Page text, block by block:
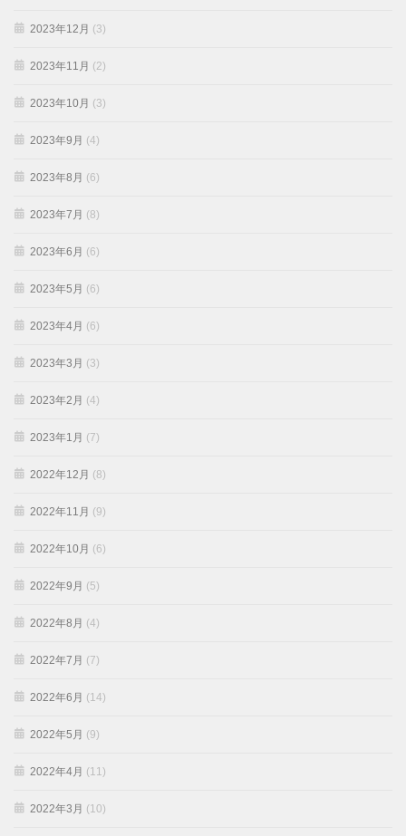
2023年12月 (3)
2023年11月 (2)
2023年10月 (3)
2023年9月 (4)
2023年8月 (6)
2023年7月 (8)
2023年6月 (6)
2023年5月 (6)
2023年4月 (6)
2023年3月 (3)
2023年2月 (4)
2023年1月 (7)
2022年12月 (8)
2022年11月 (9)
2022年10月 (6)
2022年9月 (5)
2022年8月 (4)
2022年7月 (7)
2022年6月 (14)
2022年5月 (9)
2022年4月 (11)
2022年3月 (10)